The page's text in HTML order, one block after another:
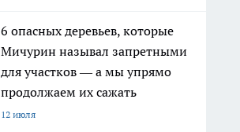
6 опасных деревьев, которые
Мичурин называл запретными
для участков — а мы упрямо
продолжаем их сажать
12 июля